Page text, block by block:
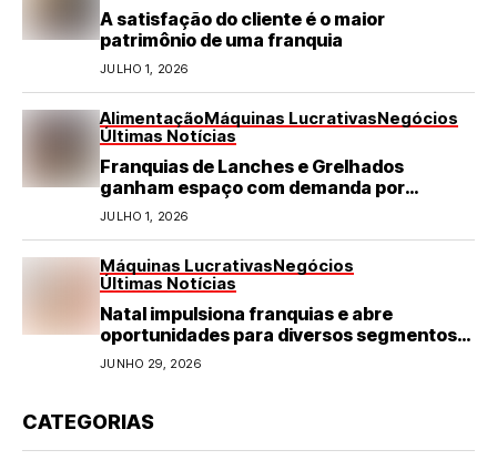
A satisfação do cliente é o maior
patrimônio de uma franquia
JULHO 1, 2026
AlimentaçãoMáquinas LucrativasNegócios
Últimas Notícias
Franquias de Lanches e Grelhados
ganham espaço com demanda por
refeições rápidas e de qualidade
JULHO 1, 2026
Máquinas LucrativasNegócios
Últimas Notícias
Natal impulsiona franquias e abre
oportunidades para diversos segmentos
do varejo
JUNHO 29, 2026
CATEGORIAS